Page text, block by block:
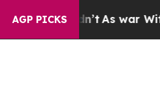
AGP PICKS
it Didn’tAs war With